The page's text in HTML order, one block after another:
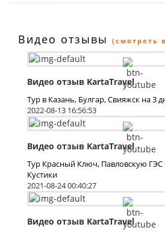
Видео отзывы (смотреть
Видео отзыв KartaTravel
Тур в Казань, Булгар, Свияжск на 3
2022-08-13 16:56:53
Видео отзыв KartaTravel
Тур Красный Ключ, Павловскую
Кустики
2021-08-24 00:40:27
Видео отзыв KartaTravel